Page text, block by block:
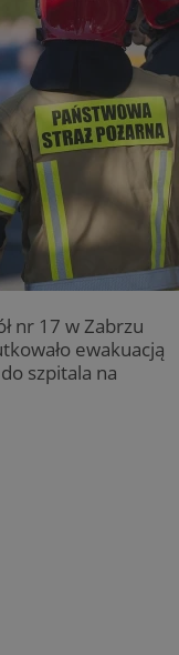
nr 17 w Zabrzu
ewakuacją
szpitala na